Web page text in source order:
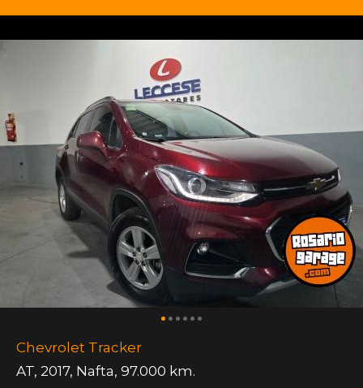
Chevrolet Tracker
AT, 2017, Nafta, 97.000 km.